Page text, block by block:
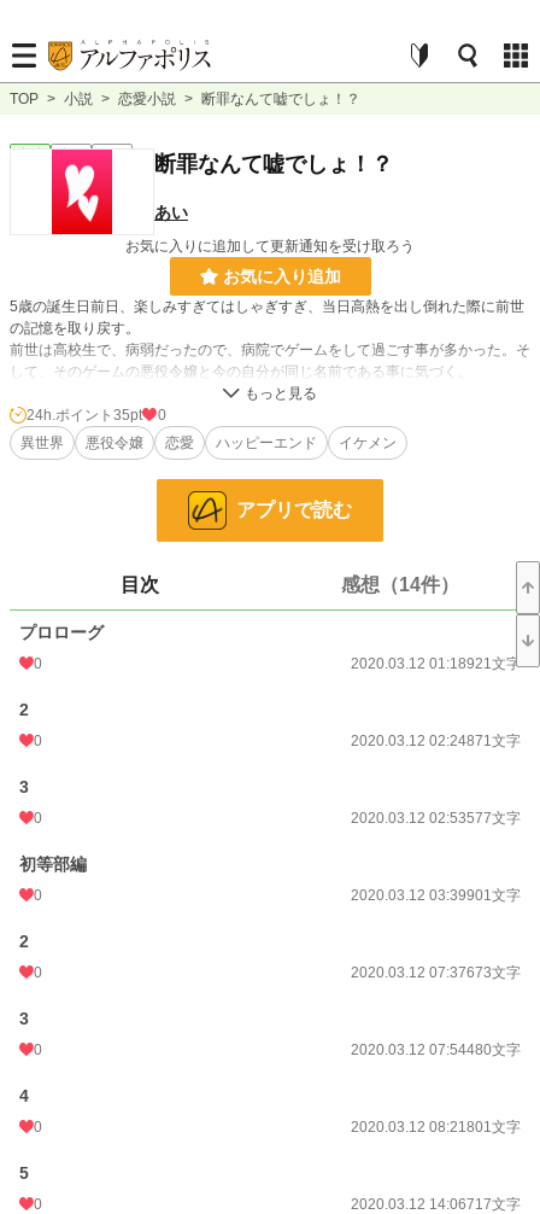
TOP > 小説 > 恋愛小説 > 断罪なんて嘘でしょ！？
完結 長編 断罪なんて嘘でしょ！？
あい
お気に入りに追加して更新通知を受け取ろう
お気に入り追加
5歳の誕生日前日、楽しみすぎてはしゃぎすぎ、当日高熱を出し倒れた際に前世
の記憶を取り戻す。
前世は高校生で、病弱だったので、病院でゲームをして過ごす事が多かった。そ
して、そのゲームの悪役令嬢と今の自分が同じ名前である事に気づく。
いやいやいや。これってたまたまだよね？断罪されないよね？？
断罪回避の為に戦う1人の少女の物語。
20,238 位 / 228,851 件
897
24h.ポイント
月間ポイント
年間ポイント
累計ポイント
24h.ポイント 35pt
0
異世界
悪役令嬢 恋愛 ハッピーエンド イケメン
アプリで読む
目次 感想（14件）
プロローグ
0 2020.03.12 01:18921文字
2
0 2020.03.12 02:24871文字
3
0 2020.03.12 02:53577文字
初等部編
0 2020.03.12 03:39901文字
2
0 2020.03.12 07:37673文字
3
0 2020.03.12 07:54480文字
4
0 2020.03.12 08:21801文字
5
0 2020.03.12 14:06717文字